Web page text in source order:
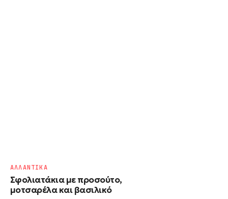
Σφολιατάκια με προσούτο,
μοτσαρέλα και βασιλικό
ΑΛΛΑΝΤΙΚΑ